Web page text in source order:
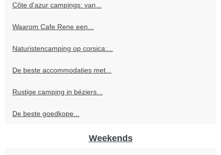
Côte d'azur campings: van...
Waarom Cafe Rene een...
Naturistencamping op corsica:...
De beste accommodaties met...
Rustige camping in béziers...
De beste goedkope...
Weekends